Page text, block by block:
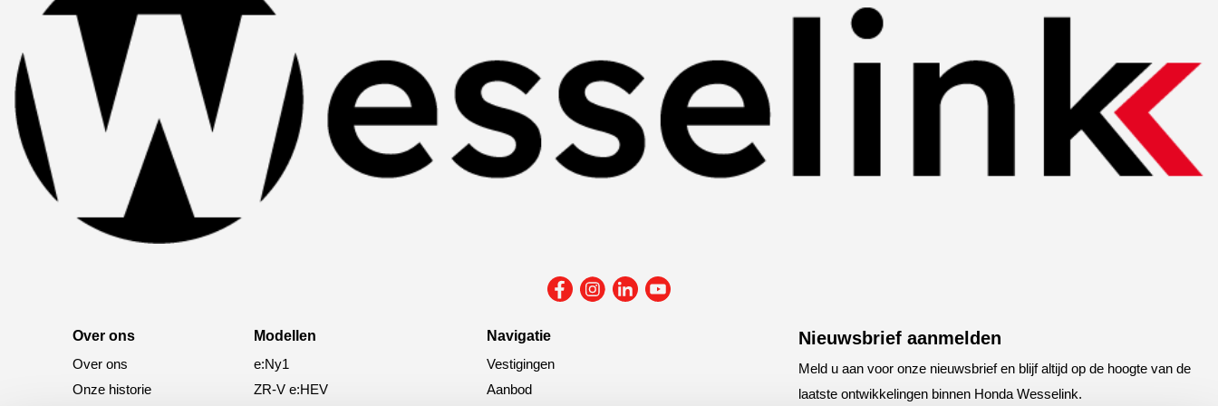
Over ons
Over ons
Onze historie
Modellen
e:Ny1
ZR-V e:HEV
Navigatie
Vestigingen
Aanbod
Nieuwsbrief aanmelden
Meld u aan voor onze nieuwsbrief en blijf altijd op de hoogte van de
laatste ontwikkelingen binnen Honda Wesselink.